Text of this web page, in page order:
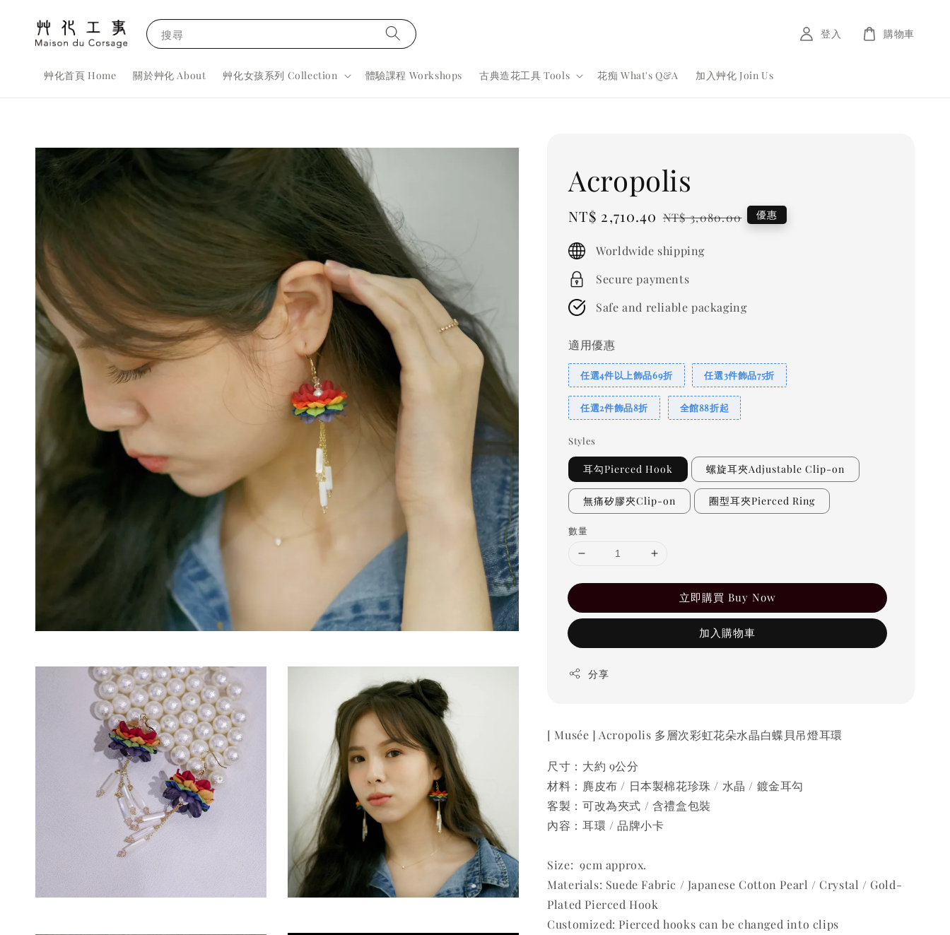
搜尋
艸化首頁 Home 關於艸化 About 艸化女孩系列 Collection 體驗課程 Workshops 古典造花工具 Tools 花痴 What's Q&A 加入艸化 Join Us
登入 購物車
Acropolis
Sale
NT$ 2,710.40 Regular
NT$ 3,080.00 優惠
Worldwide shipping
Secure payments
Safe and reliable packaging
適用優惠
任選4件以上飾品69折 任選3件飾品75折
任選2件飾品8折 全館88折起
Styles
耳勾Pierced Hook 螺旋耳夾Adjustable Clip-on
無痛矽膠夾Clip-on 圈型耳夾Pierced Ring
數量
立即購買 Buy Now
加入購物車
分享
[ Musée ] Acropolis 多層次彩虹花朵水晶白蝶貝吊燈耳環
尺寸：大約 9公分
材料：麂皮布 / 日本製棉花珍珠 / 水晶 / 鍍金耳勾
客製：可改為夾式 / 含禮盒包裝
內容：耳環 / 品牌小卡
Size: 9cm approx.
Materials: Suede Fabric / Japanese Cotton Pearl / Crystal / Gold-
Plated Pierced Hook
Customized: Pierced hooks can be changed into clips